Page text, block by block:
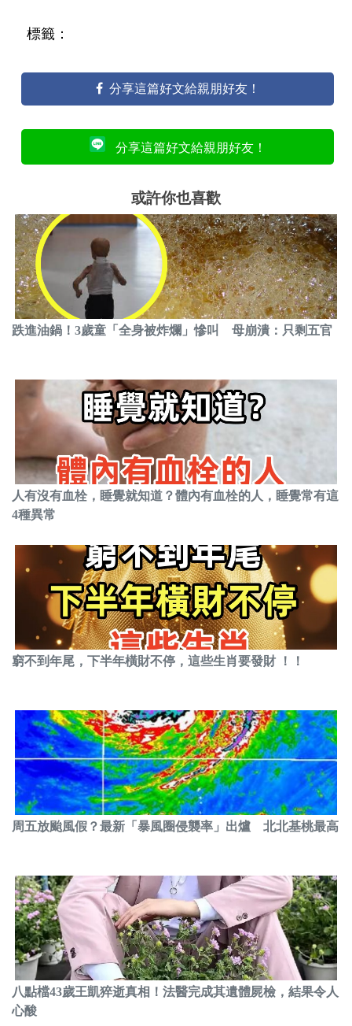
標籤：
分享這篇好文給親朋好友！
分享這篇好文給親朋好友！
或許你也喜歡
跌進油鍋！3歲童「全身被炸爛」慘叫 母崩潰：只剩五官
人有沒有血栓，睡覺就知道？體內有血栓的人，睡覺常有這
4種異常
窮不到年尾，下半年橫財不停，這些生肖要發財 ！！
周五放颱風假？最新「暴風圈侵襲率」出爐 北北基桃最高
八點檔43歲王凱猝逝真相！法醫完成其遺體屍檢，結果令人
心酸